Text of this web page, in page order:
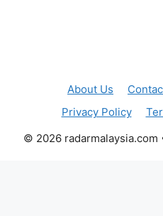
About Us
Privacy Policy
© 2026 radarmalaysia.com